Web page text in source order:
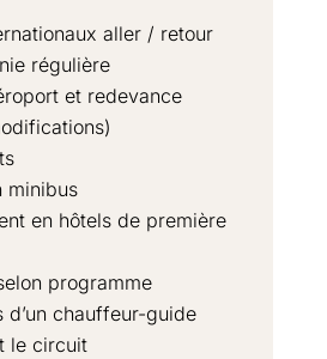
aller / retour
régulière
et redevance
minibus
en hôtels de première
programme
d’un chauffeur-guide
le circuit